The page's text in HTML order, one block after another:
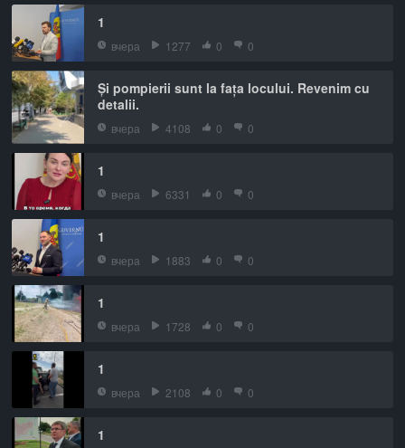
1
вчера 1277 0 0
Și pompierii sunt la fața locului. Revenim cu
detalii.
вчера 4108 0 0
1
вчера 6331 0 0
1
вчера 1883 0 0
1
вчера 1728 0 0
1
вчера 2108 0 0
1